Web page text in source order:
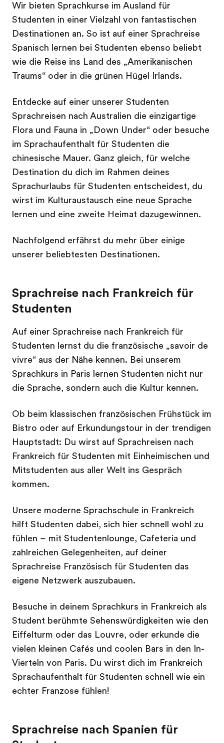
Wir bieten Sprachkurse im Ausland für
Studenten in einer Vielzahl von fantastischen
Destinationen an. So ist auf einer Sprachreise
Spanisch lernen bei Studenten ebenso beliebt
wie die Reise ins Land des „Amerikanischen
Traums“ oder in die grünen Hügel Irlands.
Entdecke auf einer unserer Studenten
Sprachreisen nach Australien die einzigartige
Flora und Fauna in „Down Under“ oder besuche
im Sprachaufenthalt für Studenten die
chinesische Mauer. Ganz gleich, für welche
Destination du dich im Rahmen deines
Sprachurlaubs für Studenten entscheidest, du
wirst im Kulturaustausch eine neue Sprache
lernen und eine zweite Heimat dazugewinnen.
Nachfolgend erfährst du mehr über einige
unserer beliebtesten Destinationen.
Sprachreise nach Frankreich für
Studenten
Auf einer Sprachreise nach Frankreich für
Studenten lernst du die französische „savoir de
vivre“ aus der Nähe kennen. Bei unserem
Sprachkurs in Paris lernen Studenten nicht nur
die Sprache, sondern auch die Kultur kennen.
Ob beim klassischen französischen Frühstück im
Bistro oder auf Erkundungstour in der trendigen
Hauptstadt: Du wirst auf Sprachreisen nach
Frankreich für Studenten mit Einheimischen und
Mitstudenten aus aller Welt ins Gespräch
kommen.
Unsere moderne Sprachschule in Frankreich
hilft Studenten dabei, sich hier schnell wohl zu
fühlen – mit Studentenlounge, Cafeteria und
zahlreichen Gelegenheiten, auf deiner
Sprachreise Französisch für Studenten das
eigene Netzwerk auszubauen.
Besuche in deinem Sprachkurs in Frankreich als
Student berühmte Sehenswürdigkeiten wie den
Eiffelturm oder das Louvre, oder erkunde die
vielen kleinen Cafés und coolen Bars in den In-
Vierteln von Paris. Du wirst dich im Frankreich
Sprachaufenthalt für Studenten schnell wie ein
echter Franzose fühlen!
Sprachreise nach Spanien für